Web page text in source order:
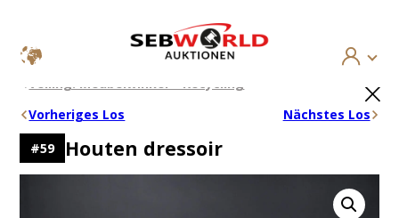
naar
inhoud
Veiling: Meubelwinkel – Recycling
Vorheriges Los
Nächstes Los
#59 Houten dressoir
×